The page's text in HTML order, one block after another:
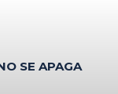
SE APAGA